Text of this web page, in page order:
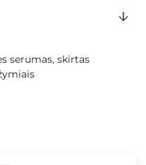
serumas, skirtas